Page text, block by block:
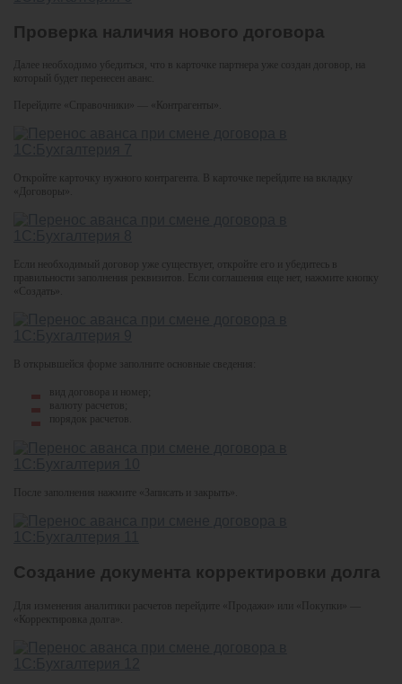
Проверка наличия нового договора
Далее необходимо убедиться, что в карточке партнера уже создан договор, на
который будет перенесен аванс.
Перейдите «Справочники» — «Контрагенты».
Откройте карточку нужного контрагента. В карточке перейдите на вкладку
«Договоры».
Если необходимый договор уже существует, откройте его и убедитесь в
правильности заполнения реквизитов. Если соглашения еще нет, нажмите кнопку
«Создать».
В открывшейся форме заполните основные сведения:
вид договора и номер;
валюту расчетов;
порядок расчетов.
После заполнения нажмите «Записать и закрыть».
Создание документа корректировки долга
Для изменения аналитики расчетов перейдите «Продажи» или «Покупки» —
«Корректировка долга».